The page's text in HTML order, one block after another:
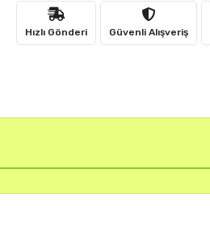
Hızlı Gönderi Güvenli Alışveriş